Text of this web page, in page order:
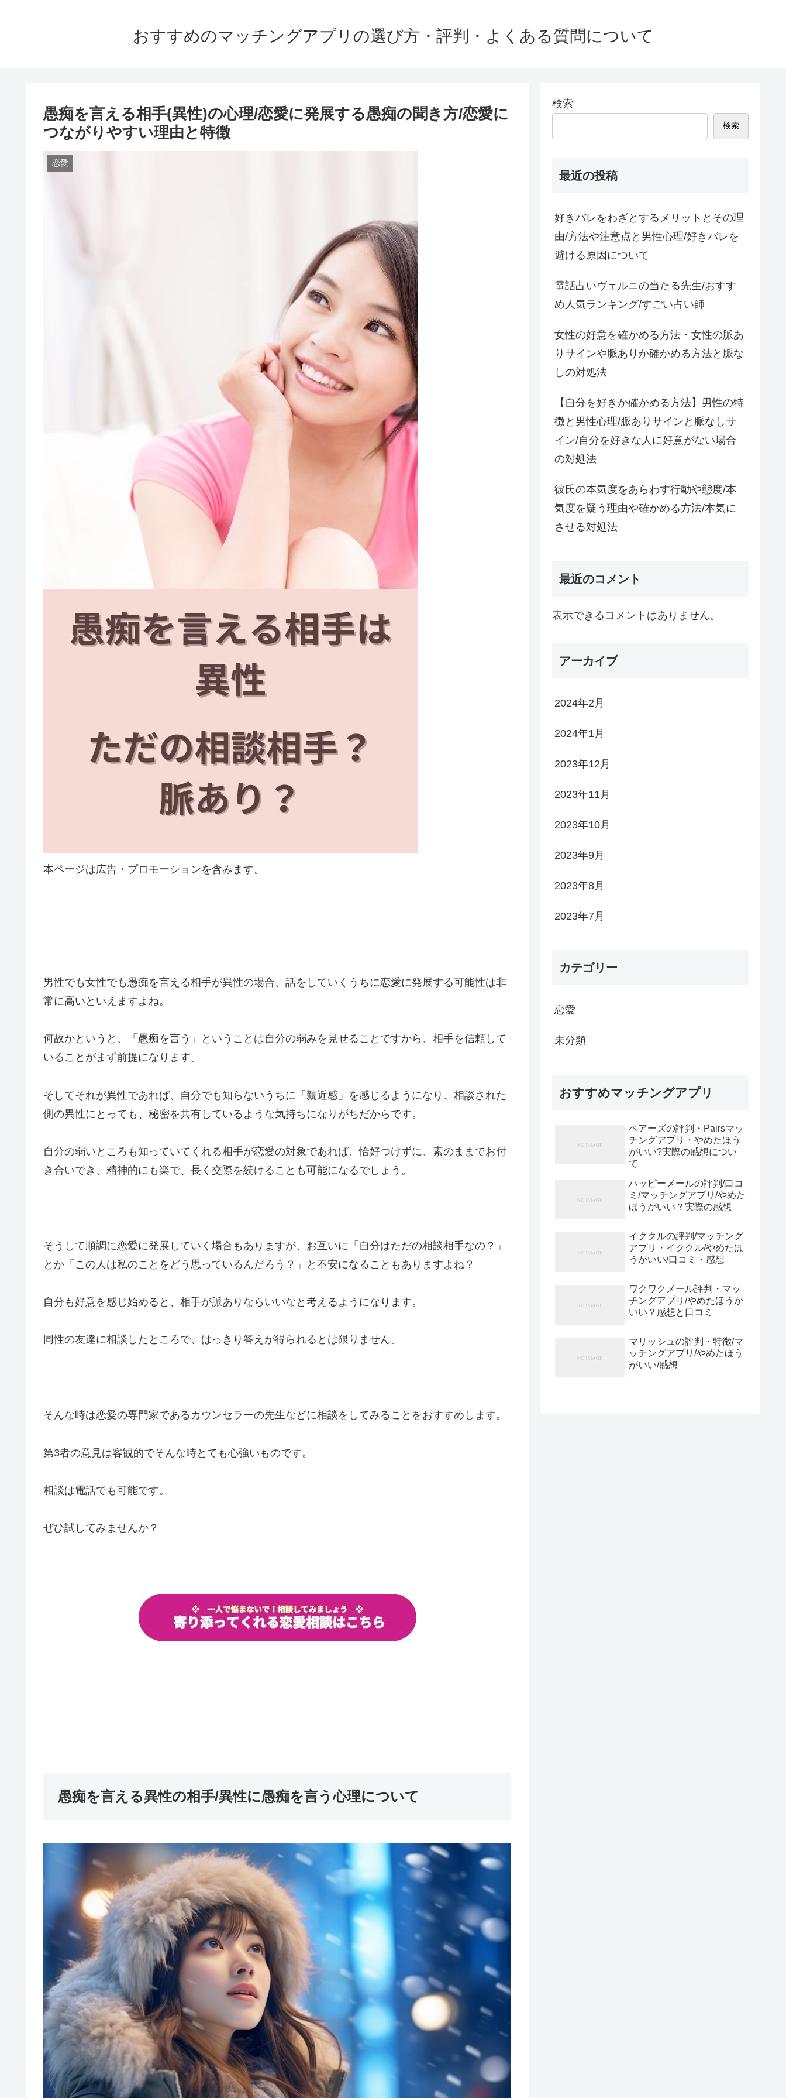
おすすめのマッチングアプリの選び方・評判・よくある質問について
愚痴を言える相手(異性)の心理/恋愛に発展する愚痴の聞き方/恋愛に
つながりやすい理由と特徴
恋愛
本ページは広告・プロモーションを含みます。
男性でも女性でも愚痴を言える相手が異性の場合、話をしていくうちに恋愛に発展する可能性は非
常に高いといえますよね。
何故かというと、「愚痴を言う」ということは自分の弱みを見せることですから、相手を信頼して
いることがまず前提になります。
そしてそれが異性であれば、自分でも知らないうちに「親近感」を感じるようになり、相談された
側の異性にとっても、秘密を共有しているような気持ちになりがちだからです。
自分の弱いところも知っていてくれる相手が恋愛の対象であれば、恰好つけずに、素のままでお付
き合いでき、精神的にも楽で、長く交際を続けることも可能になるでしょう。
そうして順調に恋愛に発展していく場合もありますが、お互いに「自分はただの相談相手なの？」
とか「この人は私のことをどう思っているんだろう？」と不安になることもありますよね？
自分も好意を感じ始めると、相手が脈ありならいいなと考えるようになります。
同性の友達に相談したところで、はっきり答えが得られるとは限りません。
そんな時は恋愛の専門家であるカウンセラーの先生などに相談をしてみることをおすすめします。
第3者の意見は客観的でそんな時とても心強いものです。
相談は電話でも可能です。
ぜひ試してみませんか？
愚痴を言える異性の相手/異性に愚痴を言う心理について
検索
検索
最近の投稿
好きバレをわざとするメリットとその理
由/方法や注意点と男性心理/好きバレを
避ける原因について
電話占いヴェルニの当たる先生/おすす
め人気ランキング/すごい占い師
女性の好意を確かめる方法・女性の脈あ
りサインや脈ありか確かめる方法と脈な
しの対処法
【自分を好きか確かめる方法】男性の特
徴と男性心理/脈ありサインと脈なしサ
イン/自分を好きな人に好意がない場合
の対処法
彼氏の本気度をあらわす行動や態度/本
気度を疑う理由や確かめる方法/本気に
させる対処法
最近のコメント
表示できるコメントはありません。
アーカイブ
2024年2月
2024年1月
2023年12月
2023年11月
2023年10月
2023年9月
2023年8月
2023年7月
カテゴリー
恋愛
未分類
おすすめマッチングアプリ
ペアーズの評判・Pairsマッ
チングアプリ・やめたほう
がいい?実際の感想につい
て
ハッピーメールの評判/口コ
ミ/マッチングアプリ/やめた
ほうがいい？実際の感想
イククルの評判/マッチング
アプリ・イククル/やめたほ
うがいい/口コミ・感想
ワクワクメール評判・マッ
チングアプリ/やめたほうが
いい？感想と口コミ
マリッシュの評判・特徴/マ
ッチングアプリ/やめたほう
がいい/感想